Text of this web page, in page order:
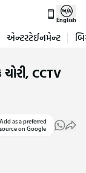
English
એન્ટરટેઈનમેન્ટ
CCTV
Add as a preferred
source on Google